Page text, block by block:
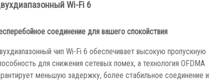
Wi-Fi 6
соединение для вашего спокойствия
чип Wi-Fi 6 обеспечивает высокую пропускную
для снижения сетевых помех, а технология OFDMA
меньшую задержку, более стабильное соединение и